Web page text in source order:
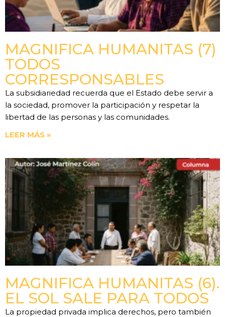
MAGNIFICA HUMANITAS (7)
TODOS
CORRESPONSABLES
La subsidiariedad recuerda que el Estado debe servir a
la sociedad, promover la participación y respetar la
libertad de las personas y las comunidades.
LEER MÁS »
MAGNIFICA HUMANITAS (6).
EL SOL SALE PARA TODOS
La propiedad privada implica derechos, pero también